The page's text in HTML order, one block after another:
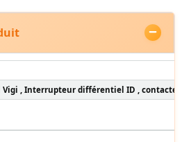
, Interrupteur différentiel ID ,